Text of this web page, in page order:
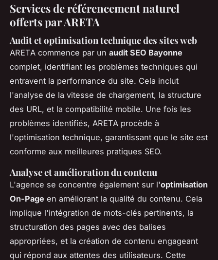
Services de référencement naturel
offerts par ARETA
Audit et optimisation technique des sites web
ARETA commence par un audit SEO Bayonne
complet, identifiant les problèmes techniques qui
entravent la performance du site. Cela inclut
l'analyse de la vitesse de chargement, la structure
des URL, et la compatibilité mobile. Une fois les
problèmes identifiés, ARETA procède à
l'optimisation technique, garantissant que le site est
conforme aux meilleures pratiques SEO.
Analyse et amélioration du contenu
L'agence se concentre également sur l'optimisation
On-Page en améliorant la qualité du contenu. Cela
implique l'intégration de mots-clés pertinents, la
structuration des pages avec des balises
appropriées, et la création de contenu engageant
qui répond aux attentes des utilisateurs. Cette